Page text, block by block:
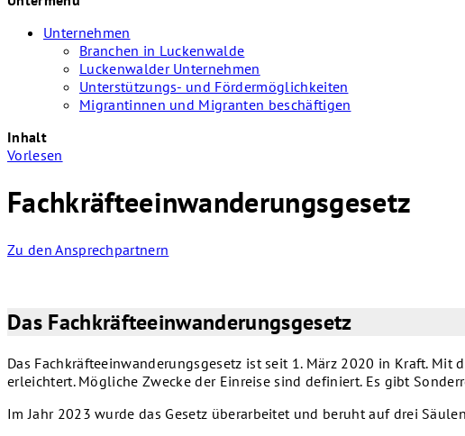
Unternehmen
Branchen in Luckenwalde
Luckenwalder Unternehmen
Unterstützungs- und Fördermöglichkeiten
Migrantinnen und Migranten beschäftigen
Inhalt
Vorlesen
Fachkräfteeinwanderungsgesetz
Zu den Ansprechpartnern
Das Fachkräfteeinwanderungsgesetz
Das Fachkräfteeinwanderungsgesetz ist seit 1. März 2020 in Kraft.
erleichtert. Mögliche Zwecke der Einreise sind definiert. Es gibt
Im Jahr 2023 wurde das Gesetz überarbeitet und beruht auf drei